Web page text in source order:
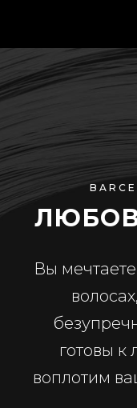
Вы
готовы
воплотим